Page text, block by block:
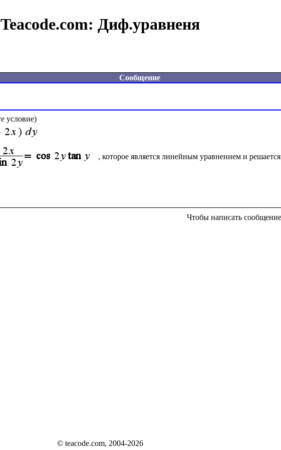
Teacode.com: Диф.уравненя
Сообщение
, которое является линейным уравнением и
Чтобы написать
© teacode.com, 2004-2026